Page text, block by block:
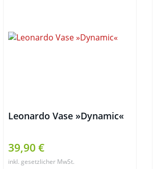
Leonardo Vase »Dynamic«
39,90 €
inkl. gesetzlicher MwSt.